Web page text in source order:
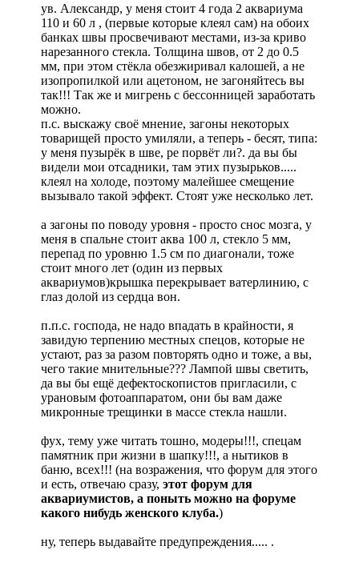
ув. Александр, у меня стоит 4 года 2 аквариума
110 и 60 л , (первые которые клеял сам) на обоих
банках швы просвечивают местами, из-за криво
нарезанного стекла. Толщина швов, от 2 до 0.5
мм, при этом стёкла обезжиривал калошей, а не
изопропилкой или ацетоном, не загоняйтесь вы
так!!! Так же и мигрень с бессонницей заработать
можно.
п.с. выскажу своё мнение, загоны некоторых
товарищей просто умиляли, а теперь - бесят, типа:
у меня пузырёк в шве, ре порвёт ли?. да вы бы
видели мои отсадники, там этих пузырьков.....
клеял на холоде, поэтому малейшее смещение
вызывало такой эффект. Стоят уже несколько лет.
а загоны по поводу уровня - просто снос мозга, у
меня в спальне стоит аква 100 л, стекло 5 мм,
перепад по уровню 1.5 см по диагонали, тоже
стоит много лет (один из первых
аквариумов)крышка перекрывает ватерлинию, с
глаз долой из сердца вон.
п.п.с. господа, не надо впадать в крайности, я
завидую терпению местных спецов, которые не
устают, раз за разом повторять одно и тоже, а вы,
чего такие мнительные??? Лампой швы светить,
да вы бы ещё дефектоскопистов пригласили, с
урановым фотоаппаратом, они бы вам даже
микронные трещинки в массе стекла нашли.
фух, тему уже читать тошно, модеры!!!, спецам
памятник при жизни в шапку!!!, а нытиков в
баню, всех!!! (на возражения, что форум для этого
и есть, отвечаю сразу, этот форум для
аквариумистов, а поныть можно на форуме
какого нибудь женского клуба.)
ну, теперь выдавайте предупреждения..... .